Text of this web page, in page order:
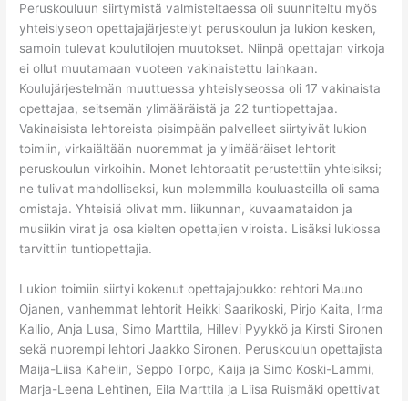
Peruskouluun siirtymistä valmisteltaessa oli suunniteltu myös
yhteislyseon opettajajärjestelyt peruskoulun ja lukion kesken,
samoin tulevat koulutilojen muutokset. Niinpä opettajan virkoja
ei ollut muutamaan vuoteen vakinaistettu lainkaan.
Koulujärjestelmän muuttuessa yhteislyseossa oli 17 vakinaista
opettajaa, seitsemän ylimääräistä ja 22 tuntiopettajaa.
Vakinaisista lehtoreista pisimpään palvelleet siirtyivät lukion
toimiin, virkaiältään nuoremmat ja ylimääräiset lehtorit
peruskoulun virkoihin. Monet lehtoraatit perustettiin yhteisiksi;
ne tulivat mahdolliseksi, kun molemmilla kouluasteilla oli sama
omistaja. Yhteisiä olivat mm. liikunnan, kuvaamataidon ja
musiikin virat ja osa kielten opettajien viroista. Lisäksi lukiossa
tarvittiin tuntiopettajia.
Lukion toimiin siirtyi kokenut opettajajoukko: rehtori Mauno
Ojanen, vanhemmat lehtorit Heikki Saarikoski, Pirjo Kaita, Irma
Kallio, Anja Lusa, Simo Marttila, Hillevi Pyykkö ja Kirsti Sironen
sekä nuorempi lehtori Jaakko Sironen. Peruskoulun opettajista
Maija-Liisa Kahelin, Seppo Torpo, Kaija ja Simo Koski-Lammi,
Marja-Leena Lehtinen, Eila Marttila ja Liisa Ruismäki opettivat